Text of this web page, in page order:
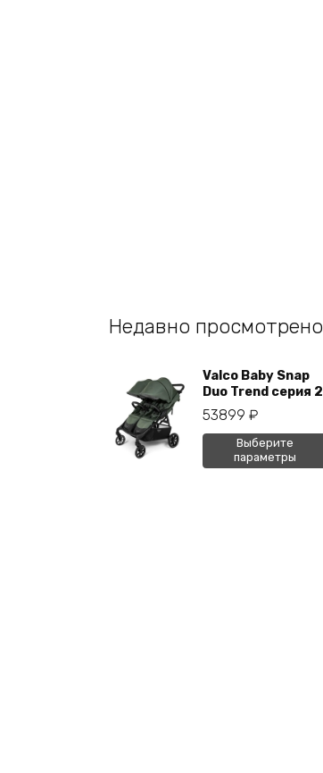
Недавно просмотрено
Valco Baby Snap
Duo Trend серия 2
53899 ₽
Выберите
параметры
Этот
товар